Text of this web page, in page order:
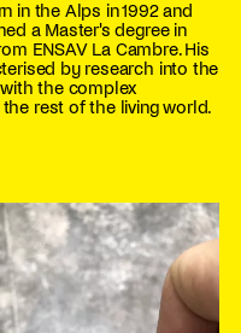
in the Alps in 1992 and
a Master's degree in
ENSAV La Cambre. His
by research into the
the complex
rest of the living world.